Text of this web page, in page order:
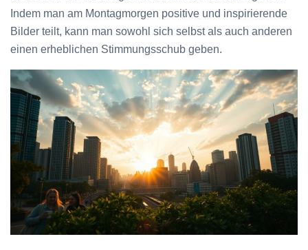
Indem man am Montagmorgen positive und inspirierende
Bilder teilt, kann man sowohl sich selbst als auch anderen
einen erheblichen Stimmungsschub geben.